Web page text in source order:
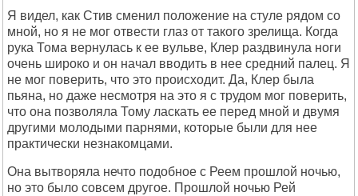
Я видел, как Стив сменил положение на стуле рядом со
мной, но я не мог отвести глаз от такого зрелища. Когда
рука Тома вернулась к ее вульве, Клер раздвинула ноги
очень широко и он начал вводить в нее средний палец. Я
не мог поверить, что это происходит. Да, Клер была
пьяна, но даже несмотря на это я с трудом мог поверить,
что она позволяла Тому ласкать ее перед мной и двумя
другими молодыми парнями, которые были для нее
практически незнакомцами.
Она вытворяла нечто подобное с Реем прошлой ночью,
но это было совсем другое. Прошлой ночью Рей